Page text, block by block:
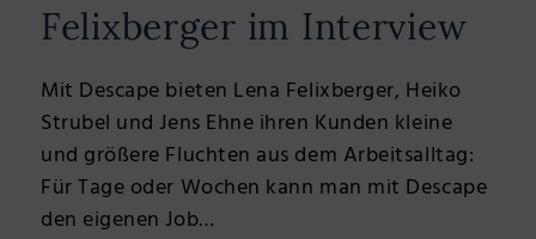
Felixberger im Interview
Mit Descape bieten Lena Felixberger, Heiko
Strubel und Jens Ehne ihren Kunden kleine
und größere Fluchten aus dem Arbeitsalltag:
Für Tage oder Wochen kann man mit Descape
den eigenen Job…